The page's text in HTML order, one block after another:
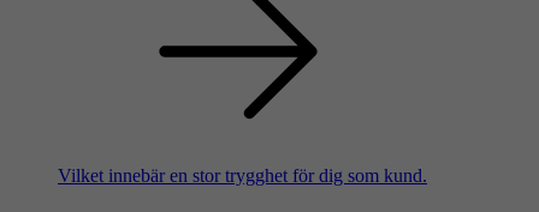
Vilket innebär en stor trygghet för dig som kund.